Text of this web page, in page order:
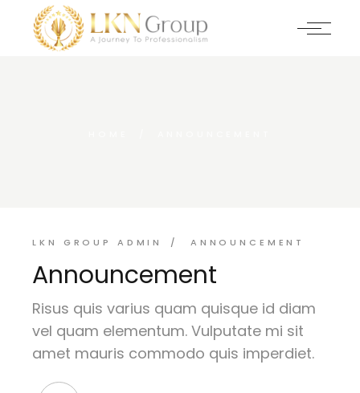
content
LKN GROUP ADMIN ANNOUNCEMENT
Announcement
Risus quis varius quam quisque id diam
vel quam elementum. Vulputate mi sit
amet mauris commodo quis imperdiet.